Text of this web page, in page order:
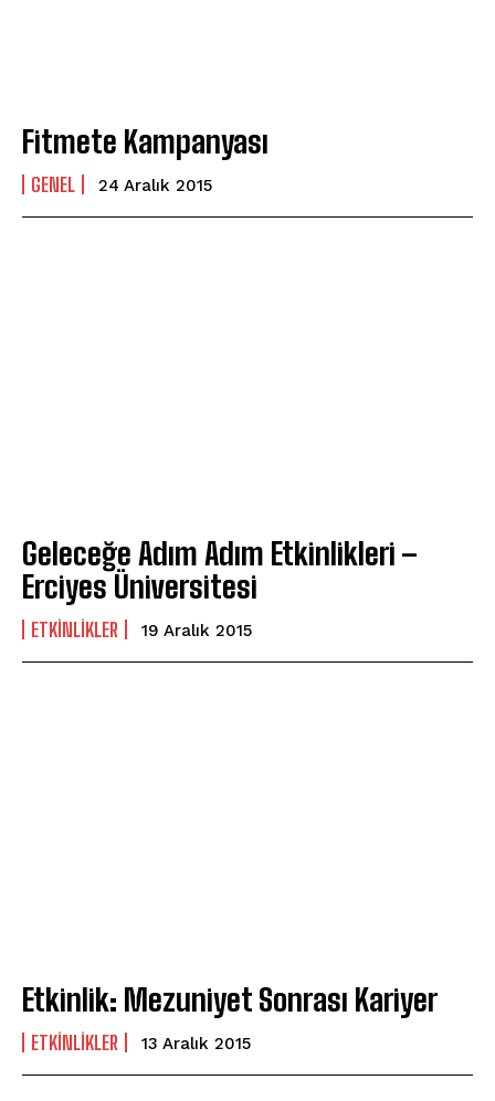
Fitmete Kampanyası
GENEL 24 Aralık 2015
Geleceğe Adım Adım Etkinlikleri –
Erciyes Üniversitesi
ETKINLIKLER 19 Aralık 2015
Etkinlik: Mezuniyet Sonrası Kariyer
ETKINLIKLER 13 Aralık 2015